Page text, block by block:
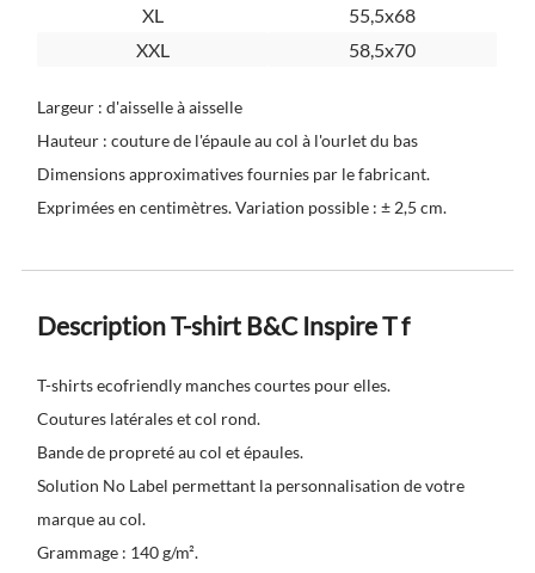
XL
55,5x68
XXL
58,5x70
Largeur : d'aisselle à aisselle
Hauteur : couture de l'épaule au col à l'ourlet du bas
Dimensions approximatives fournies par le fabricant.
Exprimées en centimètres. Variation possible : ± 2,5 cm.
Description T-shirt B&C Inspire T f
T-shirts ecofriendly manches courtes pour elles.
Coutures latérales et col rond.
Bande de propreté au col et épaules.
Solution No Label permettant la personnalisation de votre
marque au col.
Grammage : 140 g/m².